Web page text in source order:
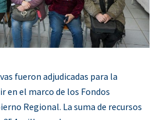
fueron adjudicadas para la
en el marco de los Fondos
Regional. La suma de recursos